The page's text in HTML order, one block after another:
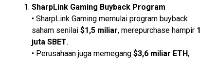
SharpLink Gaming Buyback Program
• SharpLink Gaming memulai program buyback
saham senilai $1,5 miliar, merepurchase hampir 1
juta SBET.
• Perusahaan juga memegang $3,6 miliar ETH,